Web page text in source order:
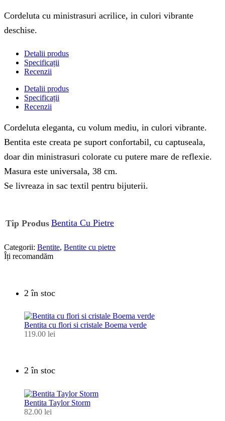
Cordeluta cu ministrasuri acrilice, in culori vibrante
deschise.
Detalii produs
Specificații
Recenzii
Detalii produs
Specificații
Recenzii
Cordeluta eleganta, cu volum mediu, in culori vibrante.
Bentita este creata pe suport confortabil, cu captuseala,
doar din ministrasuri colorate cu putere mare de reflexie.
Masura este universala, 38 cm.
Se livreaza in sac textil pentru bijuterii.
Tip Produs Bentita Cu Pietre
Categorii: Bentite, Bentite cu pietre
Îți recomandăm
2 în stoc
Bentita cu flori si cristale Boema verde
119.00 lei
2 în stoc
Bentita Taylor Storm
82.00 lei